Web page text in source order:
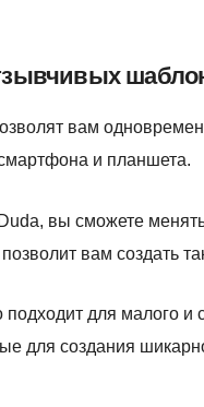
вам
и планшета.
вы сможете
вам создать
подходит для малого
для создания